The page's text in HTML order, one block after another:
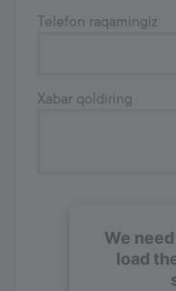
Telefon raqamingiz
Xabar qoldiring
We
load